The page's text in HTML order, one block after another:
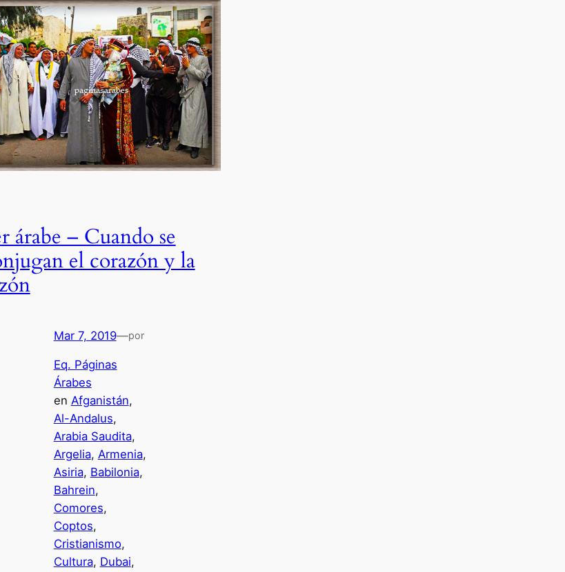
árabe – Cuando se
el corazón y la
Mar 7, 2019—por
Eq. Páginas
Árabes
en Afganistán
Al-Andalus
Arabia Saudita
Argelia, Armenia
Asiria, Babilonia
Bahrein
Comores
Coptos
Cristianismo
Cultura, Dubai